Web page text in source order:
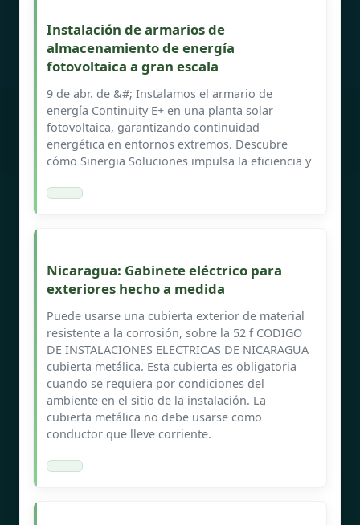
Instalación de armarios de
almacenamiento de energía
fotovoltaica a gran escala
9 de abr. de &#; Instalamos el armario de
energía Continuity E+ en una planta solar
fotovoltaica, garantizando continuidad
energética en entornos extremos. Descubre
cómo Sinergia Soluciones impulsa la eficiencia y
Nicaragua: Gabinete eléctrico para
exteriores hecho a medida
Puede usarse una cubierta exterior de material
resistente a la corrosión, sobre la 52 f CODIGO
DE INSTALACIONES ELECTRICAS DE NICARAGUA
cubierta metálica. Esta cubierta es obligatoria
cuando se requiera por condiciones del
ambiente en el sitio de la instalación. La
cubierta metálica no debe usarse como
conductor que lleve corriente.